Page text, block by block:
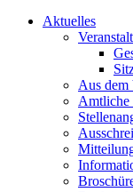
Aktuelles
Aus dem
Amtliche